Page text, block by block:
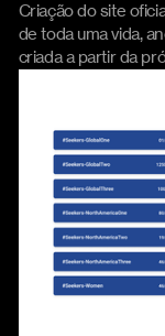
Criação do site
de toda uma vida,
criada a partir da